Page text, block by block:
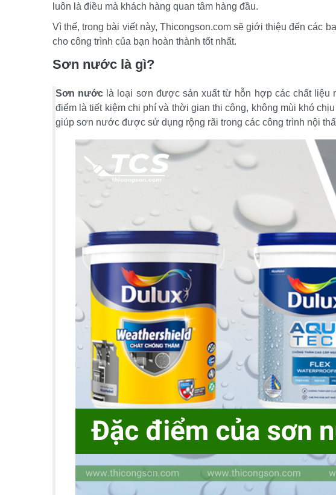
luôn là điều mà khách hàng quan tâm hàng đầu.
Vì thế, trong bài viết này, Thicongson.com sẽ giới thiệu đến các
cho công trình của bạn hoàn thành tốt nhất.
Sơn nước là gì?
Sơn nước là loại sơn được sản xuất từ hỗn hợp các chất
điểm là tiết kiệm chi phí và thời gian thi công, không mùi khó
giúp sơn nước được sử dụng rộng rãi trong các công trình nội